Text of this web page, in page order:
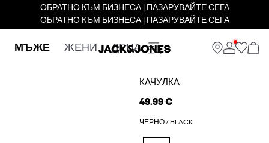
ОБРАТНО КЪМ БИЗНЕСА | ПАЗАРУВАЙТЕ СЕГА
ОБРАТНО КЪМ БИЗНЕСА | ПАЗАРУВАЙТЕ СЕГА
МЪЖЕ ЖЕНИ ДЕЦА
КАЧУЛКА
49.99 €
ЧЕРНО / BLACK